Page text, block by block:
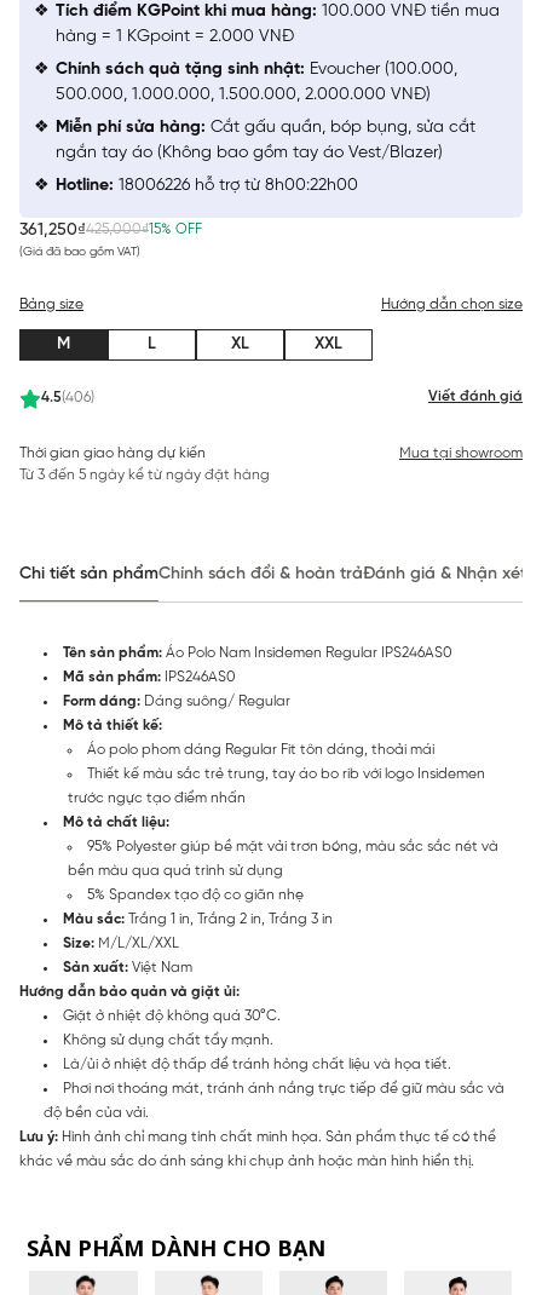
361,250₫425,000₫15% OFF
(Giá đã bao gồm VAT)
4.5(406) Viết đánh giá
Bảng size Hướng dẫn chọn size
M L XL XXL
Thời gian giao hàng dự kiến
Từ 3 đến 5 ngày kể từ ngày đặt hàng
Mua tại showroom
Tích điểm KGPoint khi mua hàng: 100.000 VNĐ tiền mua
hàng = 1 KGpoint = 2.000 VNĐ
Chính sách quà tặng sinh nhật: Evoucher (100.000,
500.000, 1.000.000, 1.500.000, 2.000.000 VNĐ)
Miễn phí sửa hàng: Cắt gấu quần, bóp bụng, sửa cắt
ngắn tay áo (Không bao gồm tay áo Vest/Blazer)
Hotline: 18006226 hỗ trợ từ 8h00:22h00
Chi tiết sản phẩmChính sách đổi & hoàn trảĐánh giá & Nhận xét
Tên sản phẩm: Áo Polo Nam Insidemen Regular IPS246AS0
Mã sản phẩm: IPS246AS0
Form dáng: Dáng suông/ Regular
Mô tả thiết kế:
Áo polo phom dáng Regular Fit tôn dáng, thoải mái
Thiết kế màu sắc trẻ trung, tay áo bo rib với logo Insidemen
trước ngực tạo điểm nhấn
Mô tả chất liệu:
95% Polyester giúp bề mặt vải trơn bóng, màu sắc sắc nét và
bền màu qua quá trình sử dụng
5% Spandex tạo độ co giãn nhẹ
Màu sắc: Trắng 1 in, Trắng 2 in, Trắng 3 in
Size: M/L/XL/XXL
Sản xuất: Việt Nam
Hướng dẫn bảo quản và giặt ủi:
Giặt ở nhiệt độ không quá 30°C.
Không sử dụng chất tẩy mạnh.
Là/ủi ở nhiệt độ thấp để tránh hỏng chất liệu và họa tiết.
Phơi nơi thoáng mát, tránh ánh nắng trực tiếp để giữ màu sắc và
độ bền của vải.
Lưu ý: Hình ảnh chỉ mang tính chất minh họa. Sản phẩm thực tế có thể
khác về màu sắc do ánh sáng khi chụp ảnh hoặc màn hình hiển thị.
SẢN PHẨM DÀNH CHO BẠN